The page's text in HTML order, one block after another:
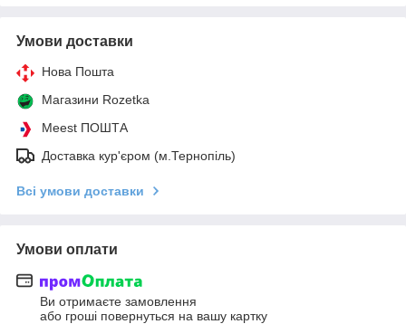
Умови доставки
Нова Пошта
Магазини Rozetka
Meest ПОШТА
Доставка кур'єром (м.Тернопіль)
Всі умови доставки
Умови оплати
Ви отримаєте замовлення
або гроші повернуться на вашу картку